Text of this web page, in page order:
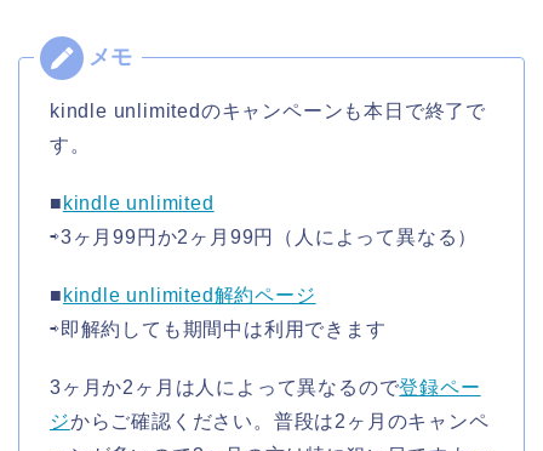
kindle unlimitedのキャンペーンも本日で終了で
す。
■ kindle unlimited
⇨3ヶ月99円か2ヶ月99円（人によって異なる）
■ kindle unlimited解約ページ
⇨即解約しても期間中は利用できます
3ヶ月か2ヶ月は人によって異なるので登録ペー
ジからご確認ください。普段は2ヶ月のキャンペ